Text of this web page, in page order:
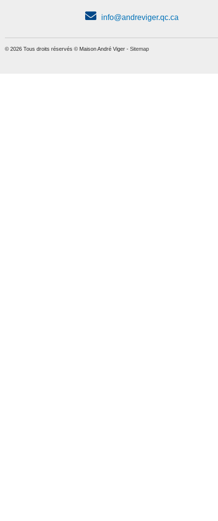
info@andreviger.qc.ca
© 2026 Tous droits réservés © Maison André Viger - Sitemap